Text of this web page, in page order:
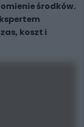
środków.
koszt i